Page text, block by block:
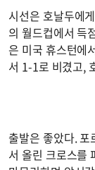
시선은 호날두에
의 월드컵에서 득
은 미국 휴스턴에
서 1-1로 비겼고,
출발은 좋았다.
서 올린 크로스를